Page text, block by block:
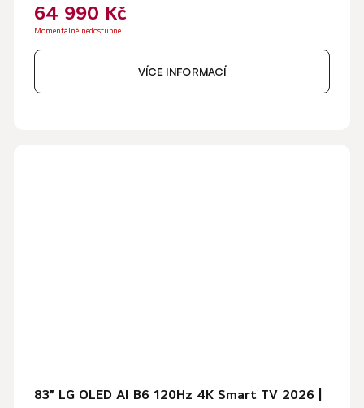
64 990 Kč
Momentálně nedostupné
VÍCE INFORMACÍ
83” LG OLED AI B6 120Hz 4K Smart TV 2026 |